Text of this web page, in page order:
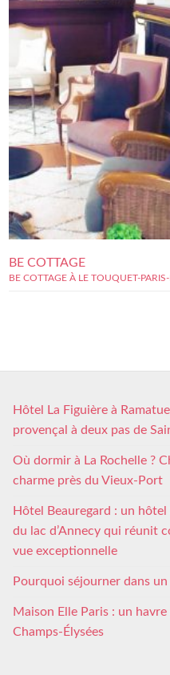
BE COTTAGE
BE COTTAGE À LE TOUQUET-
Hôtel La Figuière à
provençal à deux pas de
Où dormir à La Rochelle ?
charme près du Vieux-Port
Hôtel Beauregard : un
du lac d’Annecy qui réunit
vue exceptionnelle
Pourquoi séjourner dans
Maison Elle Paris : un
Champs-Élysées